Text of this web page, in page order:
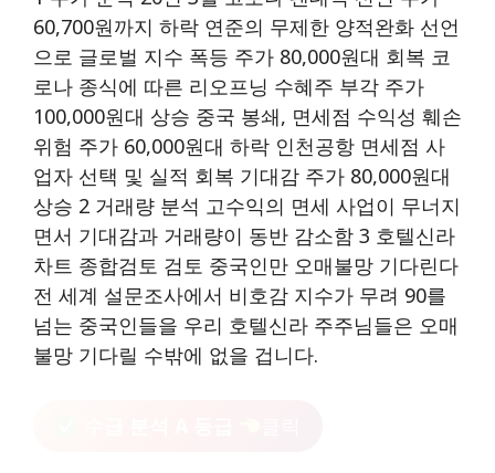
60,700원까지 하락 연준의 무제한 양적완화 선언
으로 글로벌 지수 폭등 주가 80,000원대 회복 코
로나 종식에 따른 리오프닝 수혜주 부각 주가
100,000원대 상승 중국 봉쇄, 면세점 수익성 훼손
위험 주가 60,000원대 하락 인천공항 면세점 사
업자 선택 및 실적 회복 기대감 주가 80,000원대
상승 2 거래량 분석 고수익의 면세 사업이 무너지
면서 기대감과 거래량이 동반 감소함 3 호텔신라
차트 종합검토 검토 중국인만 오매불망 기다린다
전 세계 설문조사에서 비호감 지수가 무려 90를
넘는 중국인들을 우리 호텔신라 주주님들은 오매
불망 기다릴 수밖에 없을 겁니다.